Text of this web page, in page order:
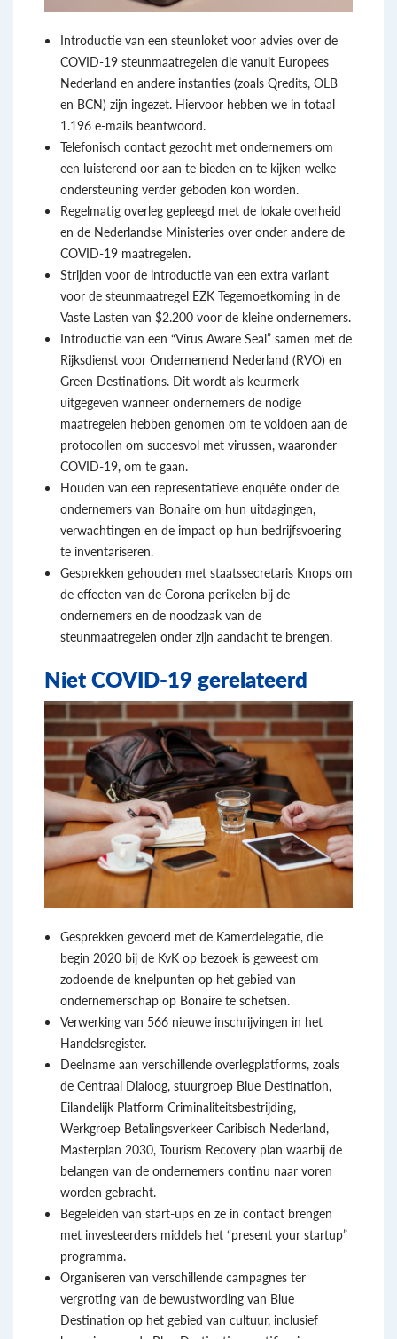
Introductie van een steunloket voor advies over de
COVID-19 steunmaatregelen die vanuit Europees
Nederland en andere instanties (zoals Qredits, OLB
en BCN) zijn ingezet. Hiervoor hebben we in totaal
1.196 e-mails beantwoord.
Telefonisch contact gezocht met ondernemers om
een luisterend oor aan te bieden en te kijken welke
ondersteuning verder geboden kon worden.
Regelmatig overleg gepleegd met de lokale overheid
en de Nederlandse Ministeries over onder andere de
COVID-19 maatregelen.
Strijden voor de introductie van een extra variant
voor de steunmaatregel EZK Tegemoetkoming in de
Vaste Lasten van $2.200 voor de kleine ondernemers.
Introductie van een “Virus Aware Seal” samen met de
Rijksdienst voor Ondernemend Nederland (RVO) en
Green Destinations. Dit wordt als keurmerk
uitgegeven wanneer ondernemers de nodige
maatregelen hebben genomen om te voldoen aan de
protocollen om succesvol met virussen, waaronder
COVID-19, om te gaan.
Houden van een representatieve enquête onder de
ondernemers van Bonaire om hun uitdagingen,
verwachtingen en de impact op hun bedrijfsvoering
te inventariseren.
Gesprekken gehouden met staatssecretaris Knops om
de effecten van de Corona perikelen bij de
ondernemers en de noodzaak van de
steunmaatregelen onder zijn aandacht te brengen.
Niet COVID-19 gerelateerd
Gesprekken gevoerd met de Kamerdelegatie, die
begin 2020 bij de KvK op bezoek is geweest om
zodoende de knelpunten op het gebied van
ondernemerschap op Bonaire te schetsen.
Verwerking van 566 nieuwe inschrijvingen in het
Handelsregister.
Deelname aan verschillende overlegplatforms, zoals
de Centraal Dialoog, stuurgroep Blue Destination,
Eilandelijk Platform Criminaliteitsbestrijding,
Werkgroep Betalingsverkeer Caribisch Nederland,
Masterplan 2030, Tourism Recovery plan waarbij de
belangen van de ondernemers continu naar voren
worden gebracht.
Begeleiden van start-ups en ze in contact brengen
met investeerders middels het “present your startup”
programma.
Organiseren van verschillende campagnes ter
vergroting van de bewustwording van Blue
Destination op het gebied van cultuur, inclusief